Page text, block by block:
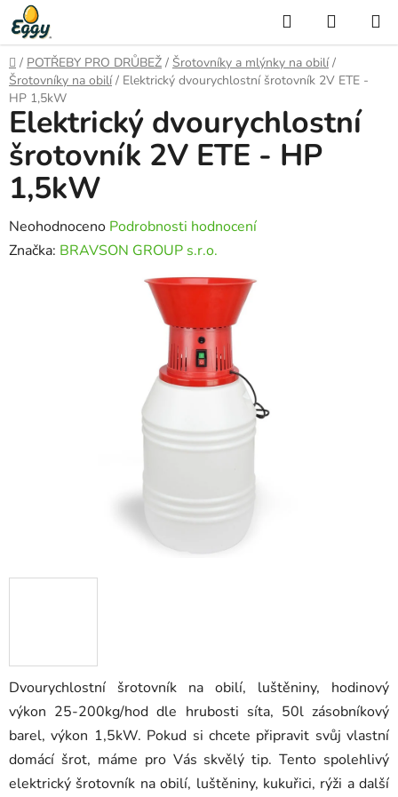
Přejít
na
obsah
Hledat
KOŠÍK
Domů
/ POTŘEBY PRO DRŮBEŽ / Šrotovníky a mlýnky na obilí /
Šrotovníky na obilí / Elektrický dvourychlostní šrotovník 2V ETE -
HP 1,5kW
Dvourychlostní šrotovník na obilí, luštěniny, hodinový
výkon 25-200kg/hod dle hrubosti síta, 50l zásobníkový
barel, výkon 1,5kW. Pokud si chcete připravit svůj vlastní
domácí šrot, máme pro Vás skvělý tip. Tento spolehlivý
elektrický šrotovník na obilí, luštěniny, kukuřici, rýži a další
Elektrický dvourychlostní
šrotovník 2V ETE - HP
1,5kW
Průměrné
hodnocení
Neohodnoceno Podrobnosti hodnocení
Značka: BRAVSON GROUP s.r.o.